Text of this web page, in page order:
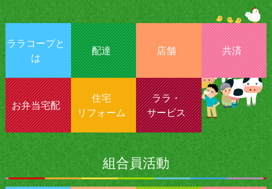
ララコープと
は
配達 店舗 共済
お弁当宅配
住宅
リフォーム
ララ・
サービス
組合員活動